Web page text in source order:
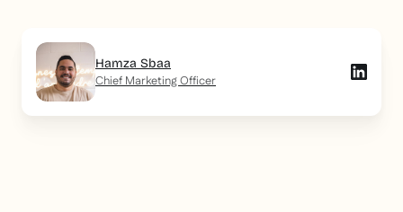
Hamza Sbaa
Chief Marketing Officer